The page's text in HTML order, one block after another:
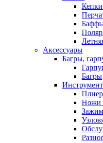
Аксессуары
Багры,
Багры
Ножи